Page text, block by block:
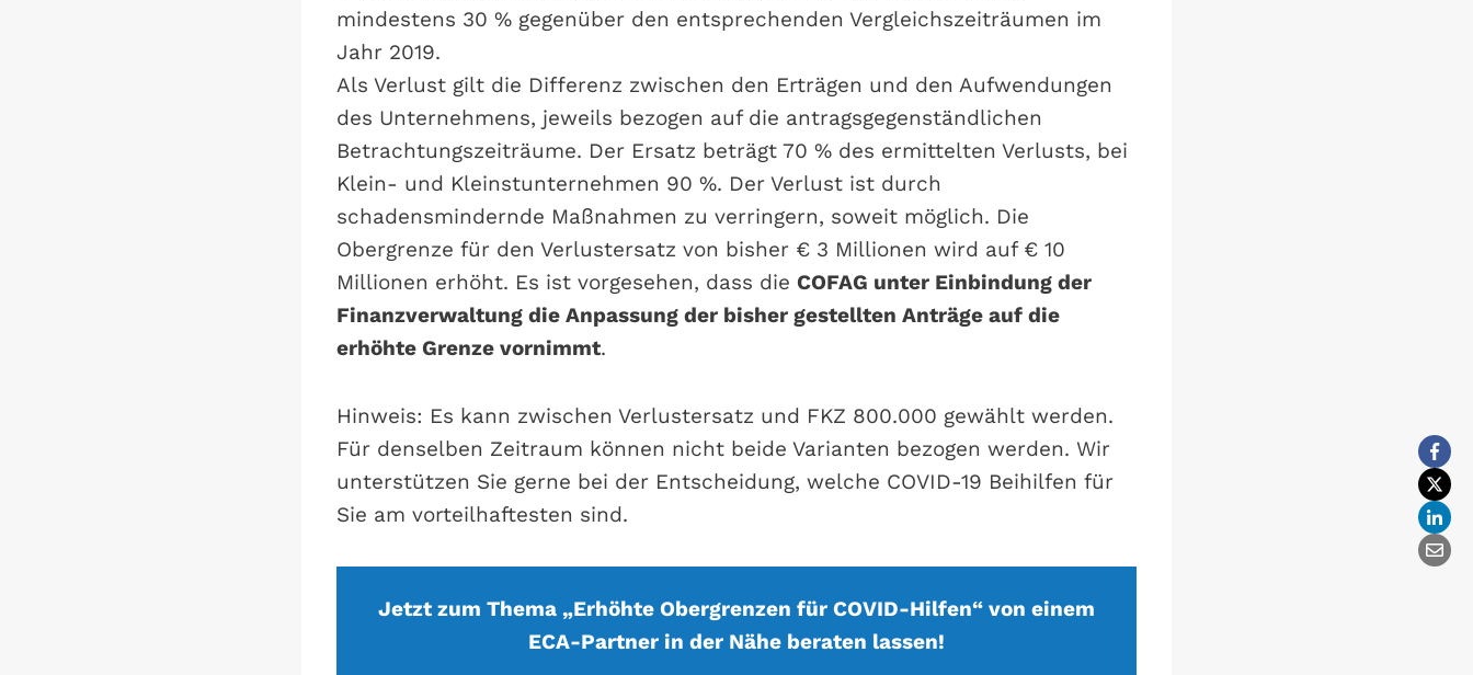
mindestens 30 % gegenüber den entsprechenden Vergleichszeiträumen im
Jahr 2019.
Als Verlust gilt die Differenz zwischen den Erträgen und den Aufwendungen
des Unternehmens, jeweils bezogen auf die antragsgegenständlichen
Betrachtungszeiträume. Der Ersatz beträgt 70 % des ermittelten Verlusts, bei
Klein- und Kleinstunternehmen 90 %. Der Verlust ist durch
schadensmindernde Maßnahmen zu verringern, soweit möglich. Die
Obergrenze für den Verlustersatz von bisher € 3 Millionen wird auf € 10
Millionen erhöht. Es ist vorgesehen, dass die COFAG unter Einbindung der
Finanzverwaltung die Anpassung der bisher gestellten Anträge auf die
erhöhte Grenze vornimmt.
Hinweis: Es kann zwischen Verlustersatz und FKZ 800.000 gewählt werden.
Für denselben Zeitraum können nicht beide Varianten bezogen werden. Wir
unterstützen Sie gerne bei der Entscheidung, welche COVID-19 Beihilfen für
Sie am vorteilhaftesten sind.
Jetzt zum Thema „Erhöhte Obergrenzen für COVID-Hilfen“ von einem
ECA-Partner in der Nähe beraten lassen!